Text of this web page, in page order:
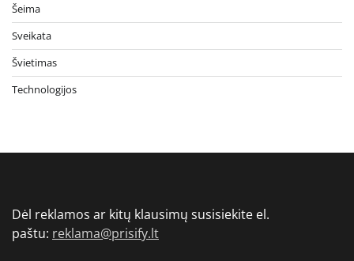
Šeima
Sveikata
Švietimas
Technologijos
Dėl reklamos ar kitų klausimų susisiekite el.
paštu: reklama@prisify.lt